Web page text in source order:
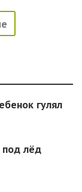
гулял
под лёд